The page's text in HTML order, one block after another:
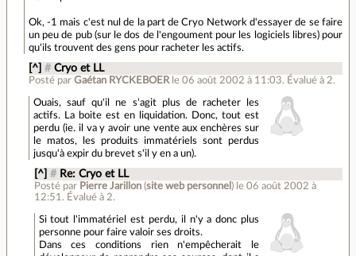
Ok, -1 mais c'est nul de la part de Cryo Network d'essayer de se faire
un peu de pub (sur le dos de l'engoument pour les logiciels libres) pour
qu'ils trouvent des gens pour racheter les actifs.
[^] # Cryo et LL
Posté parGaétan RYCKEBOER le 06 août 2002 à 11:03. Évalué à2.
Ouais, sauf qu'il ne s'agit plus de racheter les
actifs. La boite est en liquidation. Donc, tout est
perdu (ie. il va y avoir une vente aux enchères sur
le matos, les produits immatériels sont perdus
jusqu'à expir du brevet s'il y en a un).
[^] # Re: Cryo et LL
Posté par Pierre Jarillon(site web personnel ) le 06 août 2002 à
12:51 . Évalué à 2.
Si tout l'immatériel est perdu, il n'y a donc plus
personne pour faire valoir ses droits.
Dans ces conditions rien n'empêcherait le